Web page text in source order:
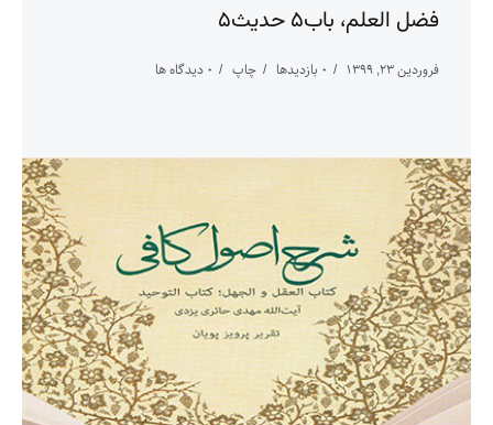
فضل العلم، باب۵ حدیث۵
فروردین ۲۳, ۱۳۹۹ ۰ بازدیدها چاپ ۰ دیدگاه ها